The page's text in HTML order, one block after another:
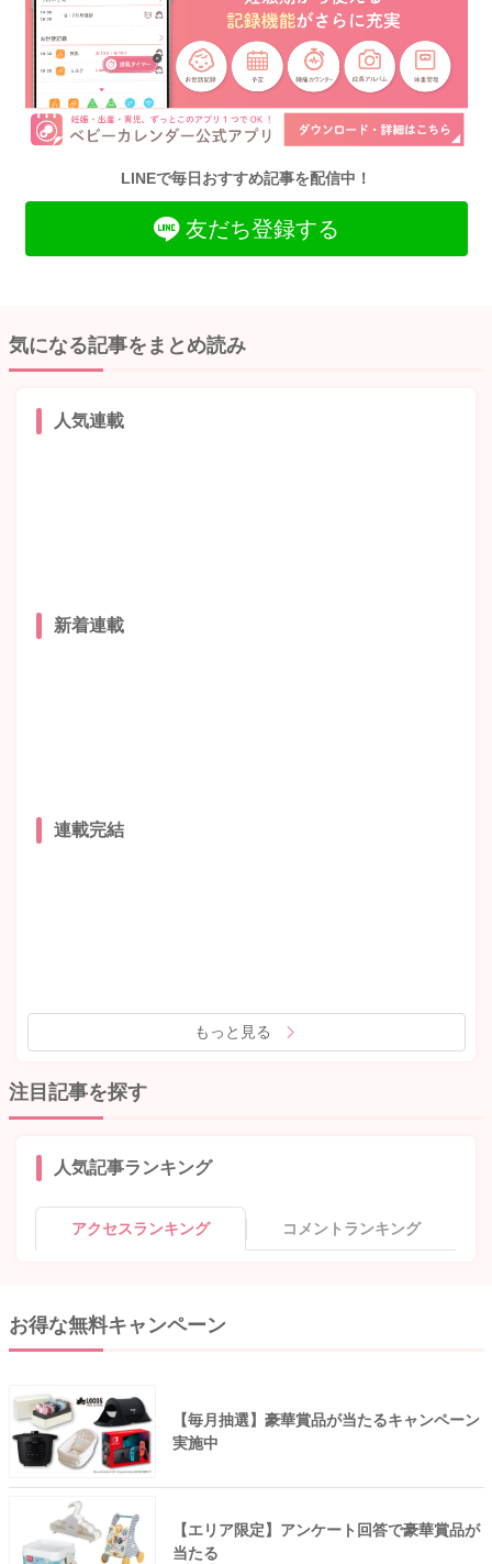
LINEで毎日おすすめ記事を配信中！
友だち登録する
気になる記事をまとめ読み
人気連載
新着連載
連載完結
もっと見る
注目記事を探す
人気記事ランキング
アクセスランキング コメントランキング
お得な無料キャンペーン
【毎月抽選】豪華賞品が当たるキャンペーン
実施中
【エリア限定】アンケート回答で豪華賞品が
当たる